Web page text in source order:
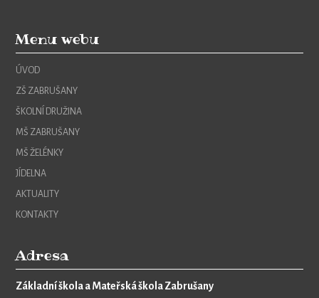
Menu webu
ÚVOD
ZŠ ZABRUŠANY
ŠKOLNÍ DRUŽINA
MŠ ZABRUŠANY
MŠ ŽELÉNKY
JÍDELNA
AKTUALITY
KONTAKTY
Adresa
Základní škola a Mateřská škola Zabrušany